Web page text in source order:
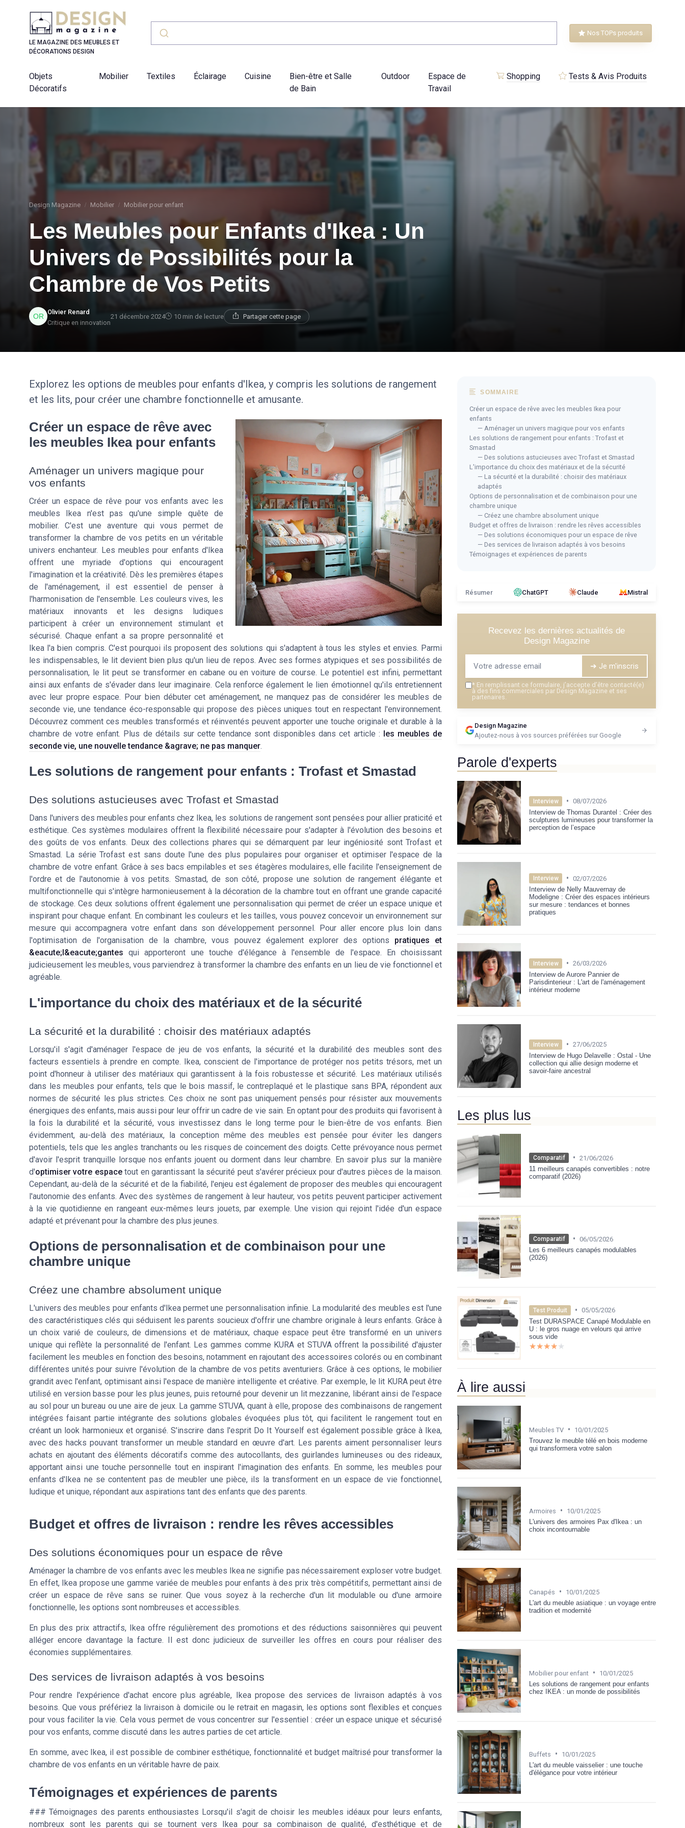
LE MAGAZINE DES MEUBLES ET
DÉCORATIONS DESIGN
Nos TOPs produits
Objets
Décoratifs
Mobilier Textiles Éclairage Cuisine
Bien-être et Salle
de Bain
Outdoor
Espace de
Travail
Shopping Tests & Avis Produits
Design Magazine Mobilier Mobilier pour enfant
Les Meubles pour Enfants d'Ikea : Un
Univers de Possibilités pour la
Chambre de Vos Petits
Olivier Renard
Critique en innovation
21 décembre 2024 10 min de lecture Partager cette page
Explorez les options de meubles pour enfants d'Ikea, y compris les solutions de rangement
et les lits, pour créer une chambre fonctionnelle et amusante.
Créer un espace de rêve avec
les meubles Ikea pour enfants
Aménager un univers magique pour
vos enfants
Créer un espace de rêve pour vos enfants avec les
meubles Ikea n'est pas qu'une simple quête de
mobilier. C'est une aventure qui vous permet de
transformer la chambre de vos petits en un véritable
univers enchanteur. Les meubles pour enfants d'Ikea
offrent une myriade d'options qui encouragent
l'imagination et la créativité. Dès les premières étapes
de l'aménagement, il est essentiel de penser à
l'harmonisation de l'ensemble. Les couleurs vives, les
matériaux innovants et les designs ludiques
participent à créer un environnement stimulant et
sécurisé. Chaque enfant a sa propre personnalité et
Ikea l'a bien compris. C'est pourquoi ils proposent des solutions qui s'adaptent à tous les styles et envies. Parmi
les indispensables, le lit devient bien plus qu'un lieu de repos. Avec ses formes atypiques et ses possibilités de
personnalisation, le lit peut se transformer en cabane ou en voiture de course. Le potentiel est infini, permettant
ainsi aux enfants de s'évader dans leur imaginaire. Cela renforce également le lien émotionnel qu'ils entretiennent
avec leur propre espace. Pour bien débuter cet aménagement, ne manquez pas de considérer les meubles de
seconde vie, une tendance éco-responsable qui propose des pièces uniques tout en respectant l'environnement.
Découvrez comment ces meubles transformés et réinventés peuvent apporter une touche originale et durable à la
chambre de votre enfant. Plus de détails sur cette tendance sont disponibles dans cet article : les meubles de
seconde vie, une nouvelle tendance &agrave; ne pas manquer.
Les solutions de rangement pour enfants : Trofast et Smastad
Des solutions astucieuses avec Trofast et Smastad
Dans l'univers des meubles pour enfants chez Ikea, les solutions de rangement sont pensées pour allier praticité et
esthétique. Ces systèmes modulaires offrent la flexibilité nécessaire pour s'adapter à l'évolution des besoins et
des goûts de vos enfants. Deux des collections phares qui se démarquent par leur ingéniosité sont Trofast et
Smastad. La série Trofast est sans doute l'une des plus populaires pour organiser et optimiser l'espace de la
chambre de votre enfant. Grâce à ses bacs empilables et ses étagères modulaires, elle facilite l'enseignement de
l'ordre et de l'autonomie à vos petits. Smastad, de son côté, propose une solution de rangement élégante et
multifonctionnelle qui s'intègre harmonieusement à la décoration de la chambre tout en offrant une grande capacité
de stockage. Ces deux solutions offrent également une personnalisation qui permet de créer un espace unique et
inspirant pour chaque enfant. En combinant les couleurs et les tailles, vous pouvez concevoir un environnement sur
mesure qui accompagnera votre enfant dans son développement personnel. Pour aller encore plus loin dans
l'optimisation de l'organisation de la chambre, vous pouvez également explorer des options pratiques et
&eacute;l&eacute;gantes qui apporteront une touche d'élégance à l'ensemble de l'espace. En choisissant
judicieusement les meubles, vous parviendrez à transformer la chambre des enfants en un lieu de vie fonctionnel et
agréable.
L'importance du choix des matériaux et de la sécurité
La sécurité et la durabilité : choisir des matériaux adaptés
Lorsqu'il s'agit d'aménager l'espace de jeu de vos enfants, la sécurité et la durabilité des meubles sont des
facteurs essentiels à prendre en compte. Ikea, conscient de l'importance de protéger nos petits trésors, met un
point d'honneur à utiliser des matériaux qui garantissent à la fois robustesse et sécurité. Les matériaux utilisés
dans les meubles pour enfants, tels que le bois massif, le contreplaqué et le plastique sans BPA, répondent aux
normes de sécurité les plus strictes. Ces choix ne sont pas uniquement pensés pour résister aux mouvements
énergiques des enfants, mais aussi pour leur offrir un cadre de vie sain. En optant pour des produits qui favorisent à
la fois la durabilité et la sécurité, vous investissez dans le long terme pour le bien-être de vos enfants. Bien
évidemment, au-delà des matériaux, la conception même des meubles est pensée pour éviter les dangers
potentiels, tels que les angles tranchants ou les risques de coincement des doigts. Cette prévoyance nous permet
d'avoir l'esprit tranquille lorsque nos enfants jouent ou dorment dans leur chambre. En savoir plus sur la manière
d'optimiser votre espacetout en garantissant la sécurité peut s'avérer précieux pour d'autres pièces de la maison.
Cependant, au-delà de la sécurité et de la fiabilité, l'enjeu est également de proposer des meubles qui encouragent
l'autonomie des enfants. Avec des systèmes de rangement à leur hauteur, vos petits peuvent participer activement
à la vie quotidienne en rangeant eux-mêmes leurs jouets, par exemple. Une vision qui rejoint l'idée d'un espace
adapté et prévenant pour la chambre des plus jeunes.
Options de personnalisation et de combinaison pour une
chambre unique
Créez une chambre absolument unique
L'univers des meubles pour enfants d'Ikea permet une personnalisation infinie. La modularité des meubles est l'une
des caractéristiques clés qui séduisent les parents soucieux d'offrir une chambre originale à leurs enfants. Grâce à
un choix varié de couleurs, de dimensions et de matériaux, chaque espace peut être transformé en un univers
unique qui reflète la personnalité de l'enfant. Les gammes comme KURA et STUVA offrent la possibilité d'ajuster
facilement les meubles en fonction des besoins, notamment en rajoutant des accessoires colorés ou en combinant
différentes unités pour suivre l'évolution de la chambre de vos petits aventuriers. Grâce à ces options, le mobilier
grandit avec l'enfant, optimisant ainsi l'espace de manière intelligente et créative. Par exemple, le lit KURA peut être
utilisé en version basse pour les plus jeunes, puis retourné pour devenir un lit mezzanine, libérant ainsi de l'espace
au sol pour un bureau ou une aire de jeux. La gamme STUVA, quant à elle, propose des combinaisons de rangement
intégrées faisant partie intégrante des solutions globales évoquées plus tôt, qui facilitent le rangement tout en
créant un look harmonieux et organisé. S'inscrire dans l'esprit Do It Yourself est également possible grâce à Ikea,
avec des hacks pouvant transformer un meuble standard en œuvre d'art. Les parents aiment personnaliser leurs
achats en ajoutant des éléments décoratifs comme des autocollants, des guirlandes lumineuses ou des rideaux,
apportant ainsi une touche personnelle tout en inspirant l'imagination des enfants. En somme, les meubles pour
enfants d'Ikea ne se contentent pas de meubler une pièce, ils la transforment en un espace de vie fonctionnel,
ludique et unique, répondant aux aspirations tant des enfants que des parents.
Budget et offres de livraison : rendre les rêves accessibles
Des solutions économiques pour un espace de rêve
Aménager la chambre de vos enfants avec les meubles Ikea ne signifie pas nécessairement exploser votre budget.
En effet, Ikea propose une gamme variée de meubles pour enfants à des prix très compétitifs, permettant ainsi de
créer un espace de rêve sans se ruiner. Que vous soyez à la recherche d'un lit modulable ou d'une armoire
fonctionnelle, les options sont nombreuses et accessibles.
En plus des prix attractifs, Ikea offre régulièrement des promotions et des réductions saisonnières qui peuvent
alléger encore davantage la facture. Il est donc judicieux de surveiller les offres en cours pour réaliser des
économies supplémentaires.
Des services de livraison adaptés à vos besoins
Pour rendre l'expérience d'achat encore plus agréable, Ikea propose des services de livraison adaptés à vos
besoins. Que vous préfériez la livraison à domicile ou le retrait en magasin, les options sont flexibles et conçues
pour vous faciliter la vie. Cela vous permet de vous concentrer sur l'essentiel : créer un espace unique et sécurisé
pour vos enfants, comme discuté dans les autres parties de cet article.
En somme, avec Ikea, il est possible de combiner esthétique, fonctionnalité et budget maîtrisé pour transformer la
chambre de vos enfants en un véritable havre de paix.
Témoignages et expériences de parents
### Témoignages des parents enthousiastes Lorsqu'il s'agit de choisir les meubles idéaux pour leurs enfants,
nombreux sont les parents qui se tournent vers Ikea pour sa combinaison de qualité, d'esthétique et de
SOMMAIRE
Créer un espace de rêve avec les meubles Ikea pour
enfants
— Aménager un univers magique pour vos enfants
Les solutions de rangement pour enfants : Trofast et
Smastad
— Des solutions astucieuses avec Trofast et Smastad
L'importance du choix des matériaux et de la sécurité
— La sécurité et la durabilité : choisir des matériaux
adaptés
Options de personnalisation et de combinaison pour une
chambre unique
— Créez une chambre absolument unique
Budget et offres de livraison : rendre les rêves accessibles
— Des solutions économiques pour un espace de rêve
— Des services de livraison adaptés à vos besoins
Témoignages et expériences de parents
Résumer ChatGPT Claude Mistral
Recevez les dernières actualités de
Design Magazine
➔ Je m'inscris
* En remplissant ce formulaire, j’accepte d’être contacté(e)
à des fins commerciales par Design Magazine et ses
partenaires.
Design Magazine
Ajoutez-nous à vos sources préférées sur Google
Parole d'experts
Interview • 08/07/2026
Interview de Thomas Durantel : Créer des
sculptures lumineuses pour transformer la
perception de l’espace
Interview • 02/07/2026
Interview de Nelly Mauvernay de
Modeligne : Créer des espaces intérieurs
sur mesure : tendances et bonnes
pratiques
Interview • 26/03/2026
Interview de Aurore Pannier de
Parisdinterieur : L'art de l'aménagement
intérieur moderne
Interview • 27/06/2025
Interview de Hugo Delavelle : Ostal - Une
collection qui allie design moderne et
savoir-faire ancestral
Les plus lus
Comparatif • 21/06/2026
11 meilleurs canapés convertibles : notre
comparatif (2026)
Comparatif • 06/05/2026
Les 6 meilleurs canapés modulables
(2026)
Test Produit • 05/05/2026
Test DURASPACE Canapé Modulable en
U : le gros nuage en velours qui arrive
sous vide
★★★★★
★★★★★
À lire aussi
Meubles TV •
10/01/2025
Trouvez le meuble télé en bois moderne
qui transformera votre salon
Armoires •
10/01/2025
L'univers des armoires Pax d'Ikea : un
choix incontournable
Canapés •
10/01/2025
L'art du meuble asiatique : un voyage entre
tradition et modernité
Mobilier pour enfant •
10/01/2025
Les solutions de rangement pour enfants
chez IKEA : un monde de possibilités
Buffets •
10/01/2025
L'art du meuble vaisselier : une touche
d'élégance pour votre intérieur